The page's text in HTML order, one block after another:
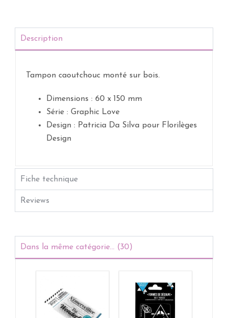
Description
Tampon caoutchouc monté sur bois.
Dimensions : 60 x 150 mm
Série : Graphic Love
Design : Patricia Da Silva pour Florilèges
Design
Fiche technique
Reviews
Dans la même catégorie... (30)